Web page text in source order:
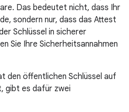
Das bedeutet nicht, dass Ihr
sondern nur, dass das Attest
Schlüssel in sicherer
Sie Ihre Sicherheitsannahmen
den öffentlichen Schlüssel auf
gibt es dafür zwei